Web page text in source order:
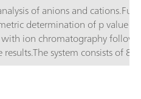
of anions and
determination of p value
ion chromatography
system consists of
S, one 930 Compact IC Flex
pack for ion analysis.